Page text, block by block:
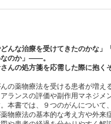
法の副作用マネジメント
療法の基礎知識/ 症例から学ぶ薬
法の副作用マネジメント
法の副作用マネジメント
法の基礎知識/ 症例から学ぶ薬物
法の副作用マネジメント
どんな治療を受けてきたのかな」
のか」――。
んの処方箋を応需した際に抱く
の薬物療法を受ける患者が増え
ランスの評価や副作用マネジメ
本書では、９つのがんについて
物療法の基本的な考え方や外来